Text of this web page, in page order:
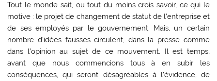
Tout le monde sait, ou tout du moins crois savoir, ce qui le
motive : le projet de changement de statut de l’entreprise et
de ses employés par le gouvernement. Mais, un certain
nombre d’idées fausses circulent, dans la presse comme
dans l’opinion au sujet de ce mouvement. Il est temps,
avant que nous commencions tous à en subir les
conséquences, qui seront désagréables à l’évidence, de